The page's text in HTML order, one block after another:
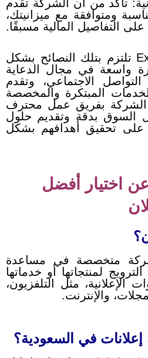
تأكد من أن الشركة تقدم
ومتوافقة مع ميزانيتك،
التفاصيل المالية مسبقًا.
شركة Expertise House تلتزم بتلك النصائح بشكل
واسعة في مجال الدعاية
الاجتماعي، وتقدم
المبتكرة والمخصصة
الشركة بفريق عمل محترف
السوق بدقة وتقديم حلول
على تحقيق أهدافهم بشكل
عن اختيار أفضل
متخصصة في مساعدة
لمنتجاتها أو خدماتها
الإعلانية، مثل التلفزيون،
والإنترنت.
في السعودية؟